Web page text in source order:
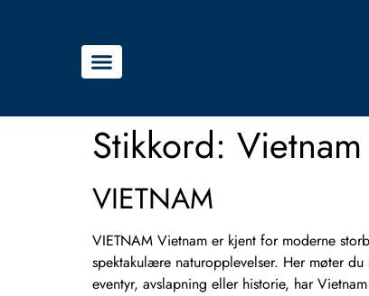
Stikkord:
VIETNAM
VIETNAM Vietnam er kjent for moderne
spektakulære naturopplevelser. Her møter
eventyr, avslapning eller historie, har